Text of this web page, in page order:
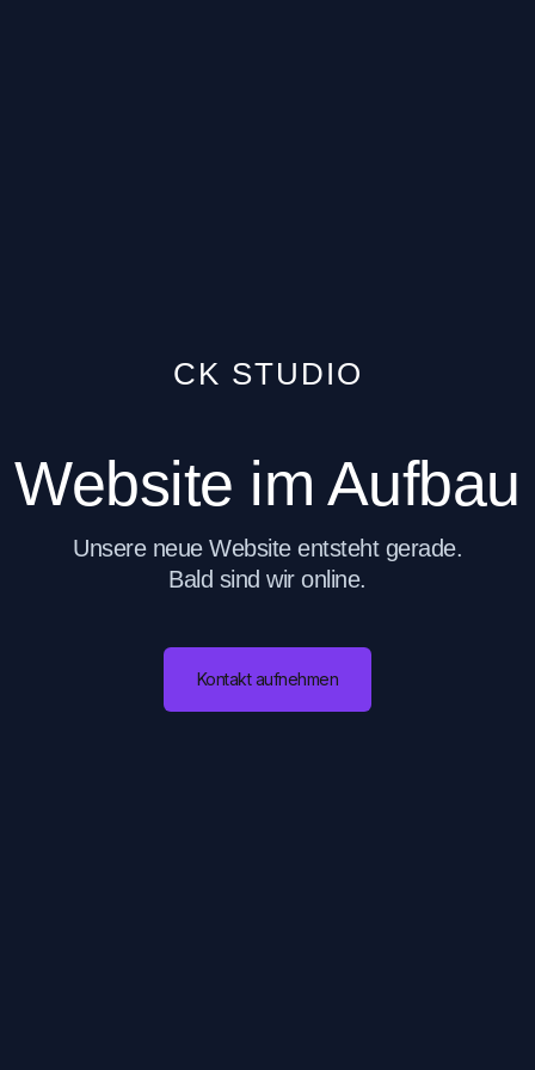
CK STUDIO
Website im Aufbau
Unsere neue Website entsteht gerade.
Bald sind wir online.
Kontakt aufnehmen